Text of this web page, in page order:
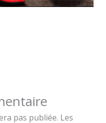
pas publiée. Les